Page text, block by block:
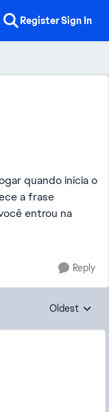
RegisterSign In
quando inicia o
a frase
entrou na
Reply
Replies
Oldest